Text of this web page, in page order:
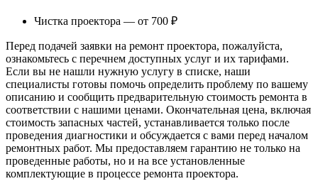
Чистка проектора — от 700 ₽
Перед подачей заявки на ремонт проектора, пожалуйста,
ознакомьтесь с перечнем доступных услуг и их тарифами.
Если вы не нашли нужную услугу в списке, наши
специалисты готовы помочь определить проблему по вашему
описанию и сообщить предварительную стоимость ремонта в
соответствии с нашими ценами. Окончательная цена, включая
стоимость запасных частей, устанавливается только после
проведения диагностики и обсуждается с вами перед началом
ремонтных работ. Мы предоставляем гарантию не только на
проведенные работы, но и на все установленные
комплектующие в процессе ремонта проектора.